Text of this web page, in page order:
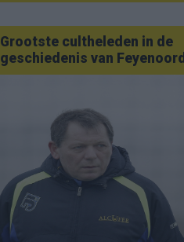
Grootste cultheleden in de
geschiedenis van Feyenoord